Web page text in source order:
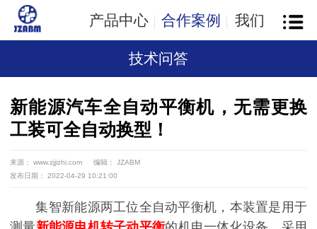
产品中心 合作案例 我们
技术问答
新能源汽车全自动平衡机，无需更换
工装可全自动换型！
来源： www.zjjizhi.com
编辑： JZABM
发布日期： 2022-04-29 10:21:00
集智新能源两工位全自动平衡机，本装置是用于